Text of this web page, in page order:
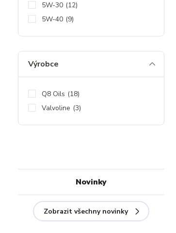
5W-30 (12)
5W-40 (9)
Výrobce
Q8 Oils (18)
Valvoline (3)
Novinky
Zobrazit všechny novinky